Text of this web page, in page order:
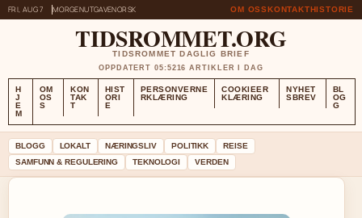
FRI, AUG 7 MORGENUTGAVENORSK OM OSSKONTAKTHISTORIE
TIDSROMMET.ORG
TIDSROMMET DAGLIG BRIEF
OPPDATERT 05:5216 ARTIKLER I DAG
H
J
E
M
OM
OS
S
KON
TAK
T
HIST
ORI
E
PERSONVERNE
RKLÆRING
COOKIEER
KLÆRING
NYHET
SBREV
BL
OG
G
BLOGG LOKALT NÆRINGSLIV POLITIKK
REISE
SAMFUNN & REGULERING
TEKNOLOGI VERDEN